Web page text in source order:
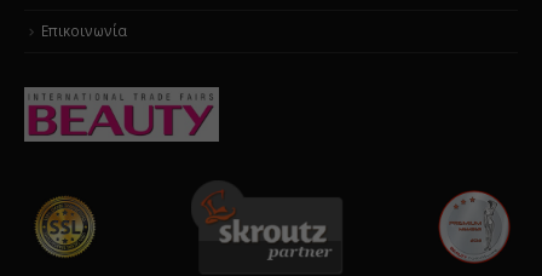
Επικοινωνία